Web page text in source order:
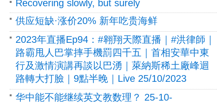
Recovering slowly, but surely
供应短缺·涨价20% 新年吃贵海鲜
2023年直播Ep94：#翱翔天際直播｜#洪律師｜
路霸甩人巴掌摔手機罰四千五｜首相安華中東
行及激情演講再談以巴湧｜萊納斯稀土廠峰迴
路轉大打臉｜9點半晚｜Live 25/10/2023
华中能不能继续英文教数理？ 25-10-